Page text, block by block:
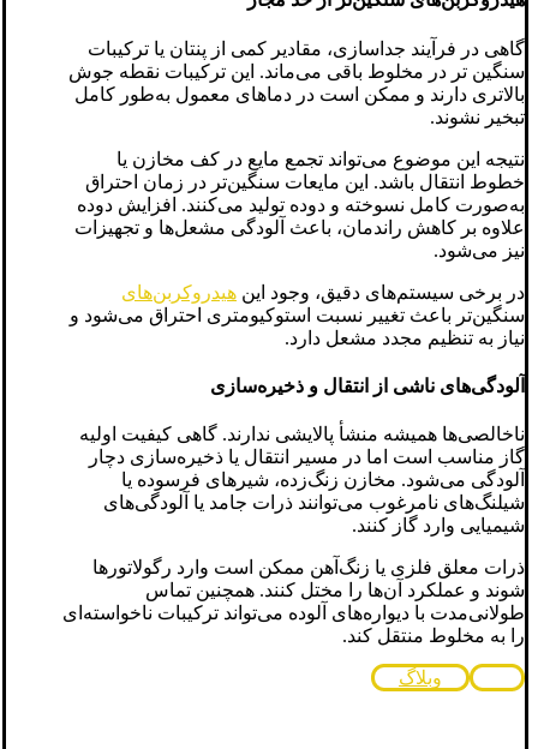
گاهی در فرآیند جداسازی، مقادیر کمی از پنتان یا ترکیبات
سنگین‌ تر در مخلوط باقی می‌ماند. این ترکیبات نقطه جوش
بالاتری دارند و ممکن است در دماهای معمول به‌طور کامل
تبخیر نشوند.
نتیجه این موضوع می‌تواند تجمع مایع در کف مخازن یا
خطوط انتقال باشد. این مایعات سنگین‌تر در زمان احتراق
به‌صورت کامل نسوخته و دوده تولید می‌کنند. افزایش دوده
علاوه بر کاهش راندمان، باعث آلودگی مشعل‌ها و تجهیزات
نیز می‌شود.
در برخی سیستم‌های دقیق، وجود این هیدروکربن‌های
سنگین‌تر باعث تغییر نسبت استوکیومتری احتراق می‌شود و
نیاز به تنظیم مجدد مشعل دارد.
آلودگی‌های ناشی از انتقال و ذخیره‌سازی
ناخالصی‌ها همیشه منشأ پالایشی ندارند. گاهی کیفیت اولیه
گاز مناسب است اما در مسیر انتقال یا ذخیره‌سازی دچار
آلودگی می‌شود. مخازن زنگ‌زده، شیرهای فرسوده یا
شیلنگ‌های نامرغوب می‌توانند ذرات جامد یا آلودگی‌های
شیمیایی وارد گاز کنند.
ذرات معلق فلزی یا زنگ‌آهن ممکن است وارد رگولاتورها
شوند و عملکرد آن‌ها را مختل کنند. همچنین تماس
طولانی‌مدت با دیواره‌های آلوده می‌تواند ترکیبات ناخواسته‌ای
را به مخلوط منتقل کند.
وبلاگ